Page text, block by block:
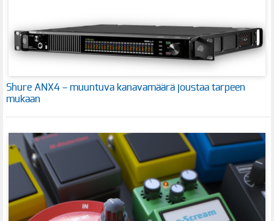
Shure ANX4 – muuntuva kanavamäärä joustaa tarpeen
mukaan